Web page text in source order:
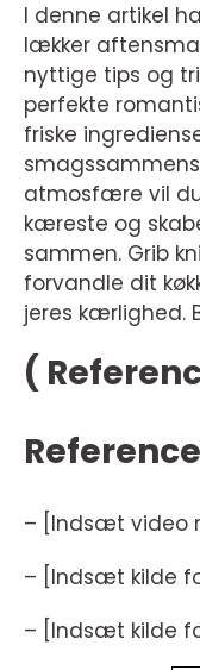
I denne artikel
lækker
nyttige tips og
perfekte
friske
atmosfære vil
kæreste og
sammen. Grib
forvandle dit
jeres kærlighed.
(
– [Indsæt video
– [Indsæt kilde
– [Indsæt kilde